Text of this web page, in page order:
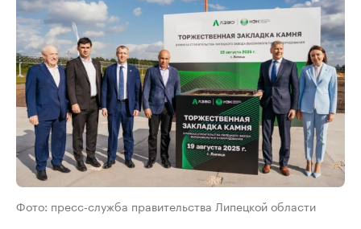
Фото: пресс-служба правительства Липецкой области